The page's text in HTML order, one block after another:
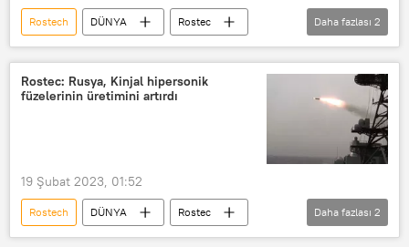
Rostech DÜNYA
Rostec
Rostec
NATO
Daha fazlası 2
Rostec: Rusya, Kinjal hipersonik
füzelerinin üretimini artırdı
19 Şubat 2023, 01:52
Rostech DÜNYA
Rostec
Rostec
Sergey Çemezov
Daha fazlası 2